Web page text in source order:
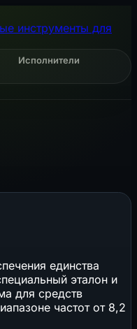
инструменты для
Исполнители
единства
эталон и
для средств
частот от 8,2